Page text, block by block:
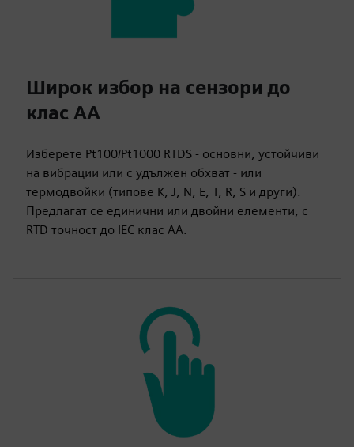
Широк избор на сензори до
клас AA
Изберете Pt100/Pt1000 RTDS - основни, устойчиви
на вибрации или с удължен обхват - или
термодвойки (типове K, J, N, E, T, R, S и други).
Предлагат се единични или двойни елементи, с
RTD точност до IEC клас AA.